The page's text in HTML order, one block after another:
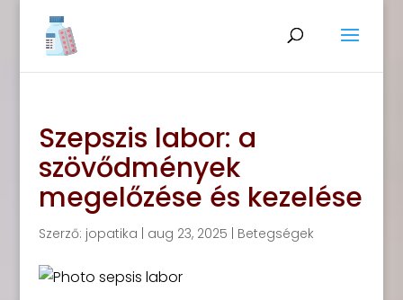
Szepszis labor: a
szövődmények
megelőzése és kezelése
Szerző: jopatika aug 23, 2025 Betegségek